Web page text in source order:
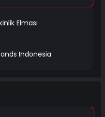
Elması
Indonesia